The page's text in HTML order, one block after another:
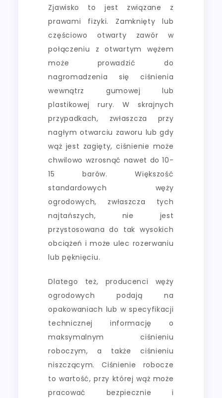
Zjawisko to jest związane z
prawami fizyki. Zamknięty lub
częściowo otwarty zawór w
połączeniu z otwartym wężem
może prowadzić do
nagromadzenia się ciśnienia
wewnątrz gumowej lub
plastikowej rury. W skrajnych
przypadkach, zwłaszcza przy
nagłym otwarciu zaworu lub gdy
wąż jest zagięty, ciśnienie może
chwilowo wzrosnąć nawet do 10-
15 barów. Większość
standardowych węży
ogrodowych, zwłaszcza tych
najtańszych, nie jest
przystosowana do tak wysokich
obciążeń i może ulec rozerwaniu
lub pęknięciu.
Dlatego też, producenci węży
ogrodowych podają na
opakowaniach lub w specyfikacji
technicznej informację o
maksymalnym ciśnieniu
roboczym, a także ciśnieniu
niszczącym. Ciśnienie robocze
to wartość, przy której wąż może
pracować bezpiecznie i